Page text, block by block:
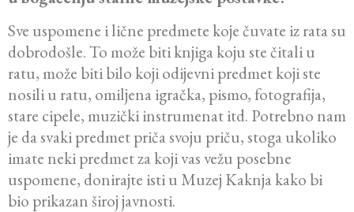
Sve uspomene i lične predmete koje čuvate iz rata su
dobrodošle. To može biti knjiga koju ste čitali u
ratu, može biti bilo koji odijevni predmet koji ste
nosili u ratu, omiljena igračka, pismo, fotografija,
stare cipele, muzički instrumenat itd. Potrebno nam
je da svaki predmet priča svoju priču, stoga ukoliko
imate neki predmet za koji vas vežu posebne
uspomene, donirajte isti u Muzej Kaknja kako bi
bio prikazan široj javnosti.